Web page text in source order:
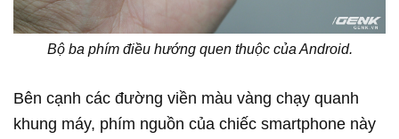
Bộ ba phím điều hướng quen thuộc của Android.
Bên cạnh các đường viền màu vàng chạy quanh
khung máy, phím nguồn của chiếc smartphone này